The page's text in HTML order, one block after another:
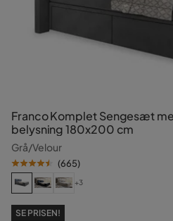
Franco Komplet Sengesæt
belysning 180x200 cm
Grå/Velour
(665)
+3
SE PRISEN!